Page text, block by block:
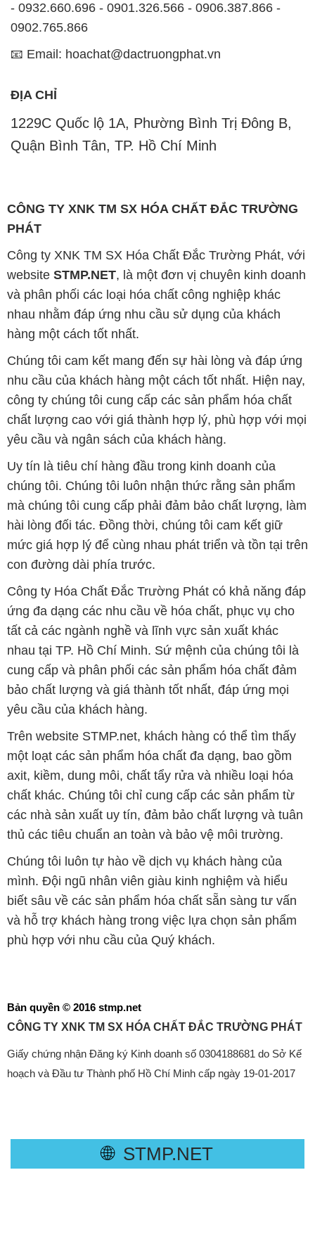
- 0932.660.696 - 0901.326.566 - 0906.387.866 -
0902.765.866
📧 Email: hoachat@dactruongphat.vn
ĐỊA CHỈ
1229C Quốc lộ 1A, Phường Bình Trị Đông B,
Quận Bình Tân, TP. Hồ Chí Minh
CÔNG TY XNK TM SX HÓA CHẤT ĐẮC TRƯỜNG
PHÁT
Công ty XNK TM SX Hóa Chất Đắc Trường Phát, với
website STMP.NET, là một đơn vị chuyên kinh doanh
và phân phối các loại hóa chất công nghiệp khác
nhau nhằm đáp ứng nhu cầu sử dụng của khách
hàng một cách tốt nhất.
Chúng tôi cam kết mang đến sự hài lòng và đáp ứng
nhu cầu của khách hàng một cách tốt nhất. Hiện nay,
công ty chúng tôi cung cấp các sản phẩm hóa chất
chất lượng cao với giá thành hợp lý, phù hợp với mọi
yêu cầu và ngân sách của khách hàng.
Uy tín là tiêu chí hàng đầu trong kinh doanh của
chúng tôi. Chúng tôi luôn nhận thức rằng sản phẩm
mà chúng tôi cung cấp phải đảm bảo chất lượng, làm
hài lòng đối tác. Đồng thời, chúng tôi cam kết giữ
mức giá hợp lý để cùng nhau phát triển và tồn tại trên
con đường dài phía trước.
Công ty Hóa Chất Đắc Trường Phát có khả năng đáp
ứng đa dạng các nhu cầu về hóa chất, phục vụ cho
tất cả các ngành nghề và lĩnh vực sản xuất khác
nhau tại TP. Hồ Chí Minh. Sứ mệnh của chúng tôi là
cung cấp và phân phối các sản phẩm hóa chất đảm
bảo chất lượng và giá thành tốt nhất, đáp ứng mọi
yêu cầu của khách hàng.
Trên website STMP.net, khách hàng có thể tìm thấy
một loạt các sản phẩm hóa chất đa dạng, bao gồm
axit, kiềm, dung môi, chất tẩy rửa và nhiều loại hóa
chất khác. Chúng tôi chỉ cung cấp các sản phẩm từ
các nhà sản xuất uy tín, đảm bảo chất lượng và tuân
thủ các tiêu chuẩn an toàn và bảo vệ môi trường.
Chúng tôi luôn tự hào về dịch vụ khách hàng của
mình. Đội ngũ nhân viên giàu kinh nghiệm và hiểu
biết sâu về các sản phẩm hóa chất sẵn sàng tư vấn
và hỗ trợ khách hàng trong việc lựa chọn sản phẩm
phù hợp với nhu cầu của Quý khách.
Bản quyền © 2016 stmp.net
CÔNG TY XNK TM SX HÓA CHẤT ĐẮC TRƯỜNG PHÁT
Giấy chứng nhận Đăng ký Kinh doanh số 0304188681 do Sở Kế
hoạch và Đầu tư Thành phố Hồ Chí Minh cấp ngày 19-01-2017
🌐 STMP.NET